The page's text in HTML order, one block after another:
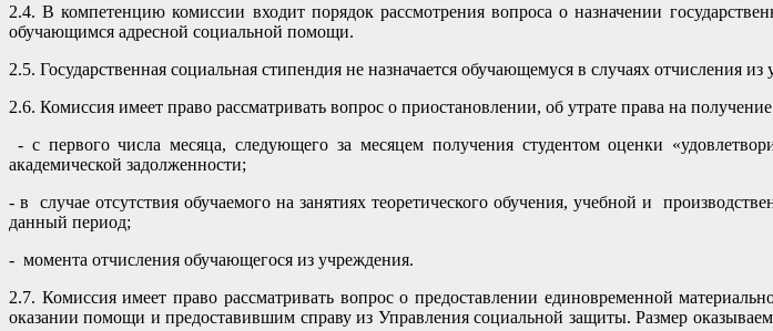
2.4. В компетенцию комиссии входит порядок рассмотрения вопроса о назначении
обучающимся адресной социальной помощи.
2.5. Государственная социальная стипендия не назначается обучающемуся в случаях
2.6. Комиссия имеет право рассматривать вопрос о приостановлении, об утрате права на
- с первого числа месяца, следующего за месяцем получения студентом оценки
академической задолженности;
- в случае отсутствия обучаемого на занятиях теоретического обучения, учебной и
данный период;
- момента отчисления обучающегося из учреждения.
2.7. Комиссия имеет право рассматривать вопрос о предоставлении единовременной
оказании помощи и предоставившим справу из Управления социальной защиты. Размер